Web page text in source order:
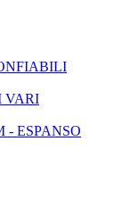
VARI
- ESPANSO